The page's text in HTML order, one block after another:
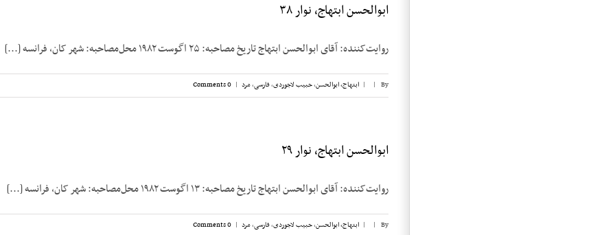
ابوالحسن ابتهاج، نوار ۳۸
روایت‌کننده: آقای ابوالحسن ابتهاج تاریخ مصاحبه: ۲۵ اگوست ۱۹۸۲ محل‌مصاحبه: شهر کان، فرانسه [...]
By
|
| ابتهاج، ابوالحسن,حبیب لاجوردی,فارسی,مرد |
0 Comments
ابوالحسن ابتهاج، نوار ۲۹
روایت‌کننده: آقای ابوالحسن ابتهاج تاریخ مصاحبه: ۱۳ اگوست ۱۹۸۲ محل‌مصاحبه: شهر کان، فرانسه [...]
By
|
| ابتهاج، ابوالحسن,حبیب لاجوردی,فارسی,مرد |
0 Comments